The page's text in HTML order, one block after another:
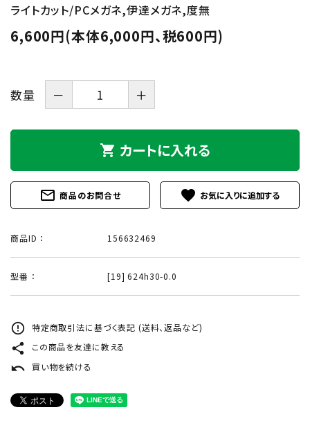
ようこそ 会員名 様
ライトカット/PCメガネ,伊達メガネ,度無
6,600円(本体6,000円、税600円)
数量 － ＋
shopping_cart カートに入れる
mail_outline 商品のお問合せ favorite
商品ID ： 156632469
型番 ： [19] 624h30-0.0
error_outline 特定商取引法に基づく表記 (送料、返品など)
share この商品を友達に教える
undo 買い物を続ける